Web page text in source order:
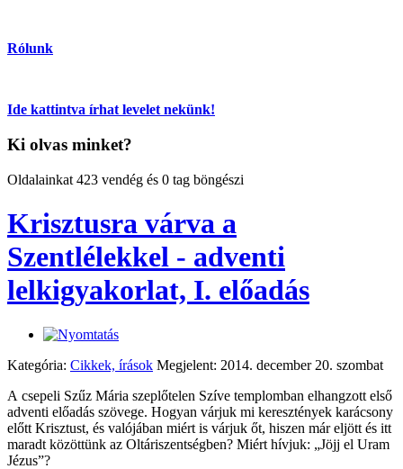
Rólunk
Ide kattintva írhat levelet nekünk!
Ki olvas minket?
Oldalainkat 423 vendég és 0 tag böngészi
Krisztusra várva a
Szentlélekkel - adventi
lelkigyakorlat, I. előadás
Kategória: Cikkek, írások Megjelent: 2014. december 20. szombat
A csepeli Szűz Mária szeplőtelen Szíve templomban elhangzott első
adventi előadás szövege. Hogyan várjuk mi keresztények karácsony
előtt Krisztust, és valójában miért is várjuk őt, hiszen már eljött és itt
maradt közöttünk az Oltáriszentségben? Miért hívjuk: „Jöjj el Uram
Jézus”?